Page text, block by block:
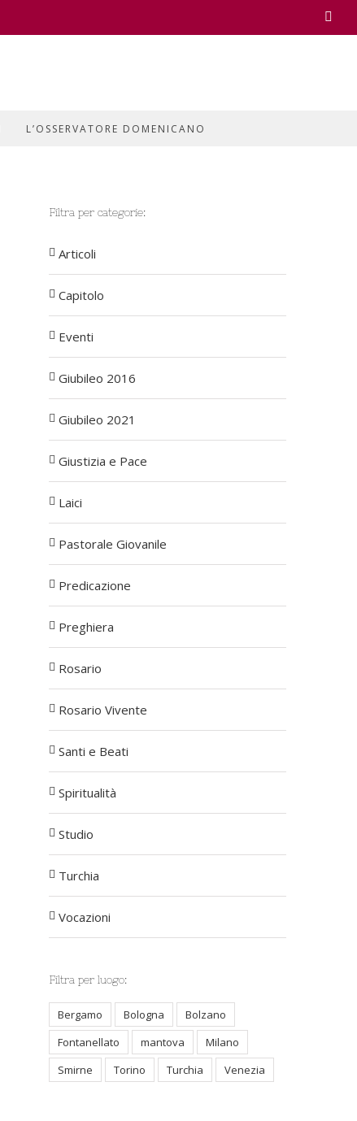
L’OSSERVATORE DOMENICANO
Filtra per categorie:
Articoli
Capitolo
Eventi
Giubileo 2016
Giubileo 2021
Giustizia e Pace
Laici
Pastorale Giovanile
Predicazione
Preghiera
Rosario
Rosario Vivente
Santi e Beati
Spiritualità
Studio
Turchia
Vocazioni
Filtra per luogo:
Bergamo Bologna
Bolzano
Fontanellato
mantova
Milano
Smirne
Torino Turchia Venezia